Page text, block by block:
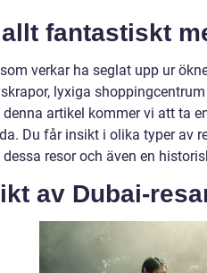
fantastiskt
verkar ha seglat upp ur
lyxiga
denna artikel kommer vi att ta
Du får insikt i olika typer av
resor och även en
av Dubai-